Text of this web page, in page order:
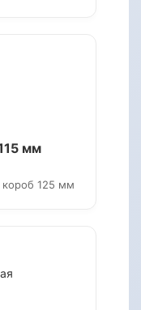
мм
короб 125 мм